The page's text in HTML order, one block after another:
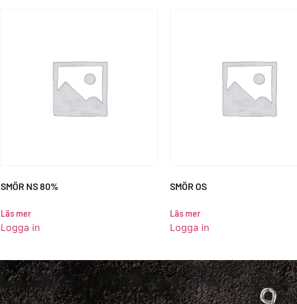
SMÖR NS 80%
Läs mer
Logga in
SMÖR OS
Läs mer
Logga in